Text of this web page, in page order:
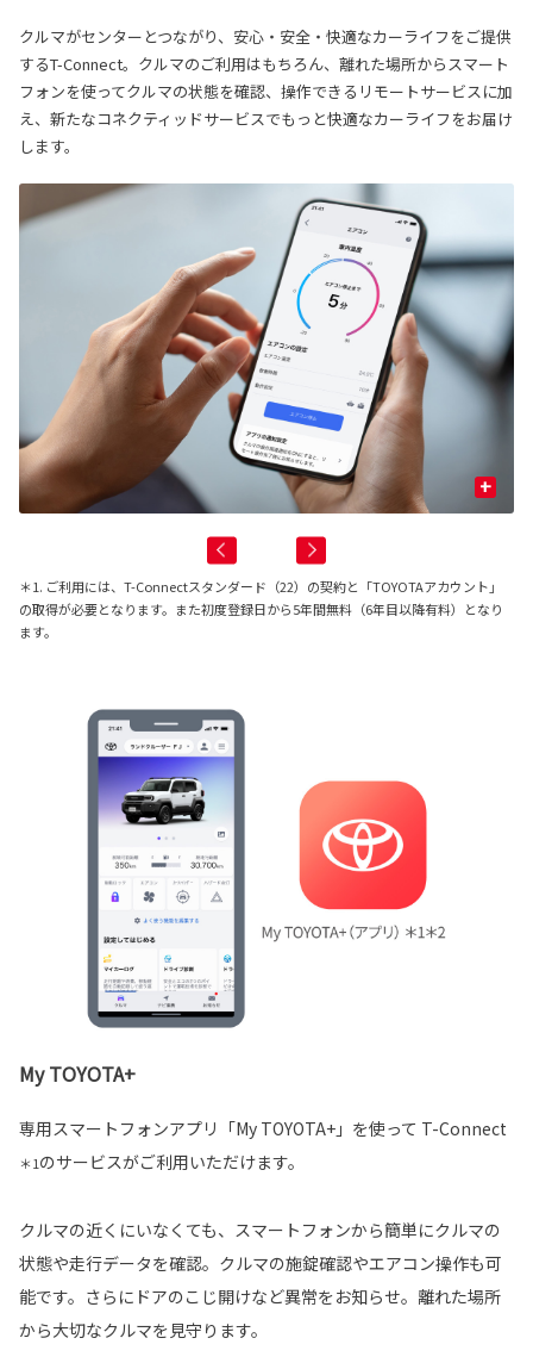
クルマがセンターとつながり、安心・安全・快適なカーライフをご提供
するT-Connect。クルマのご利用はもちろん、離れた場所からスマート
フォンを使ってクルマの状態を確認、操作できるリモートサービスに加
え、新たなコネクティッドサービスでもっと快適なカーライフをお届け
します。
+
＊1. ご利用には、T-Connectスタンダード（22）の契約と「TOYOTAアカウント」
の取得が必要となります。また初度登録日から5年間無料（6年目以降有料）となり
ます。
My TOYOTA+
専用スマートフォンアプリ「My TOYOTA+」を使って T-Connect
＊1のサービスがご利用いただけます。
クルマの近くにいなくても、スマートフォンから簡単にクルマの
状態や走行データを確認。クルマの施錠確認やエアコン操作も可
能です。さらにドアのこじ開けなど異常をお知らせ。離れた場所
から大切なクルマを見守ります。